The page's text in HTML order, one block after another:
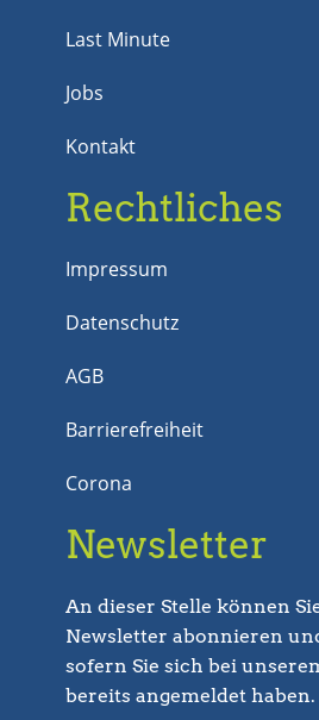
Last Minute
Jobs
Kontakt
Rechtliches
Impressum
Datenschutz
AGB
Barrierefreiheit
Corona
Newsletter
An dieser Stelle können
Newsletter abonnieren
sofern Sie sich bei
bereits angemeldet haben.